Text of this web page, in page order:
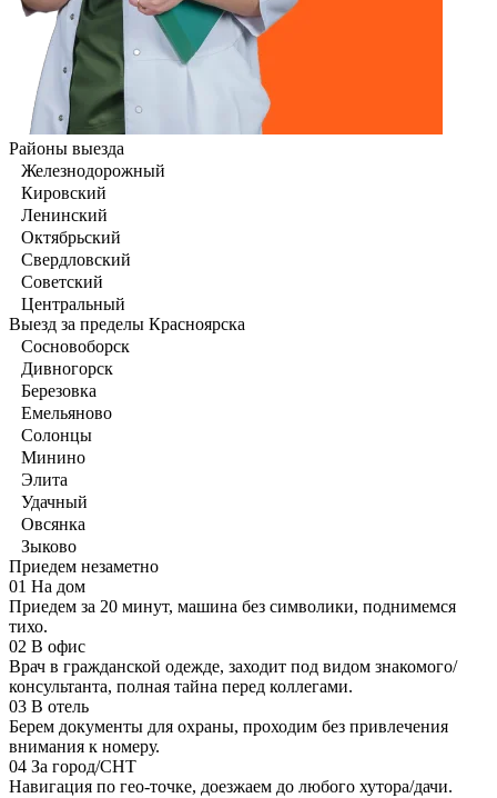
Районы выезда
Железнодорожный
Кировский
Ленинский
Октябрьский
Свердловский
Советский
Центральный
Выезд за пределы Красноярска
Сосновоборск
Дивногорск
Березовка
Емельяново
Солонцы
Минино
Элита
Удачный
Овсянка
Зыково
Приедем незаметно
01 На дом
Приедем за 20 минут, машина без символики, поднимемся
тихо.
02 В офис
Врач в гражданской одежде, заходит под видом знакомого/
консультанта, полная тайна перед коллегами.
03 В отель
Берем документы для охраны, проходим без привлечения
внимания к номеру.
04 За город/СНТ
Навигация по гео-точке, доезжаем до любого хутора/дачи.